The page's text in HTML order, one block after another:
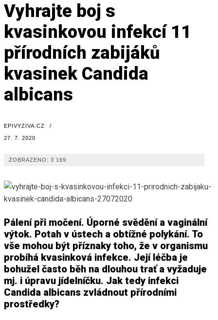
Vyhrajte boj s
kvasinkovou infekcí 11
přírodních zabijáků
kvasinek Candida
albicans
EPIVYZIVA.CZ /
27. 7. 2020
ZOBRAZENO: 3 169
Pálení při močení. Úporné svědění a vaginální
výtok. Potah v ústech a obtížné polykání. To
vše mohou být příznaky toho, že v organismu
probíhá kvasinková infekce. Její léčba je
bohužel často běh na dlouhou trať a vyžaduje
mj. i úpravu jídelníčku. Jak tedy infekci
Candida albicans zvládnout přírodními
prostředky?